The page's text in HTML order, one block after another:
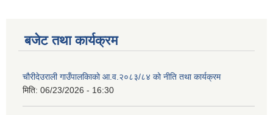
बजेट तथा कार्यक्रम
चौरीदेउराली गाउँपालकिाको आ.व.२०८३/८४ को नीति तथा कार्यक्रम
मिति: 06/23/2026 - 16:30